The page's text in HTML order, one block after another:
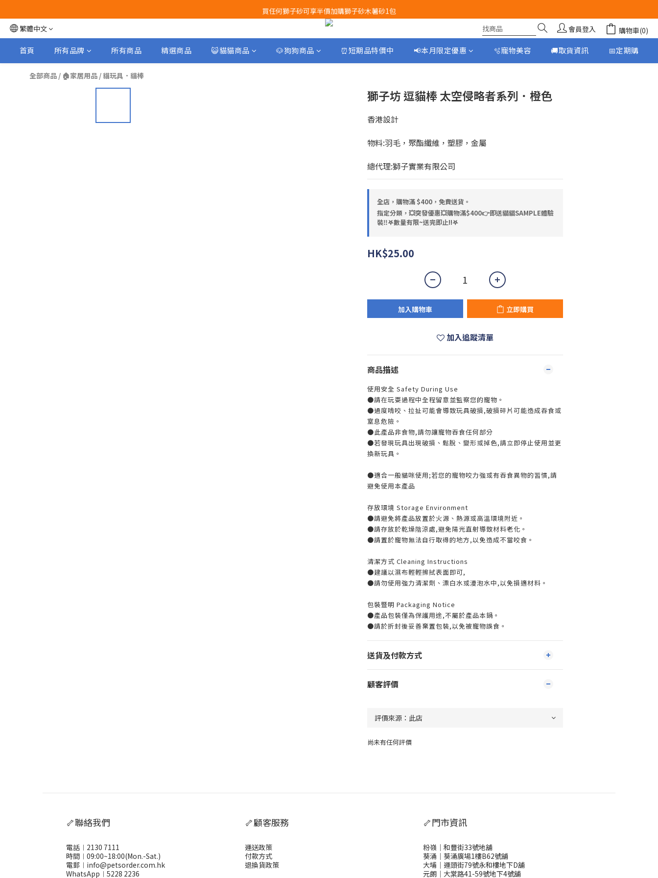
Airbuggy 全線現貨8折！立即點擊火速搶購
買任何獅子砂可享半價加購獅子砂木薯砂1包
Airbuggy 全線現貨8折！立即點擊火速搶購
繁體中文 會員登入 購物車(0)
首頁 所有品牌 所有商品 精選商品 😺貓貓商品 🐶狗狗商品 ⏰短期品特價中 📢本月限定優惠 🫧寵物美容 🚚取貨資訊 📅定期購
全部商品 / 🏠家居用品 /貓玩具．貓棒
獅子坊 逗貓棒 太空侵略者系列．橙色
香港設計
物料:羽毛，聚酯纖維，塑膠，金屬
總代理:獅子實業有限公司
全店，購物滿 $400，免費送貨。
指定分類，💥突發優惠💥購物滿$400👉即送貓貓SAMPLE體驗
裝‼️𖤐數量有限~送完即止!!𖤐
HK$25.00
加入購物車 立即購買
加入追蹤清單
商品描述
使用安全 Safety During Use
●請在玩耍過程中全程留意並監察您的寵物。
●過度啃咬、拉扯可能會導致玩具破損,破損碎片可能造成吞食或
窒息危險。
●此產品非食物,請勿讓寵物吞食任何部分
●若發現玩具出現破損、鬆脫、變形或掉色,請立即停止使用並更
換新玩具。
●適合一般貓咪使用;若您的寵物咬力強或有吞食異物的習慣,請
避免使用本產品
存放環境 Storage Environment
●請避免將產品放置於火源、熱源或高溫環境附近。
●請存放於乾燥陰涼處,避免陽光直射導致材料老化。
●請置於寵物無法自行取得的地方,以免造成不當咬食。
清潔方式 Cleaning Instructions
●建議以濕布輕輕擦拭表面即可,
●請勿使用強力清潔劑、漂白水或漫泡水中,以免損適材料。
包裝暨明 Packaging Notice
●產品包裝僅為保護用途,不屬於產品本鍋。
●請於折封後妥善棄置包裝,以免被寵物誤食。
送貨及付款方式
顧客評價
尚未有任何評價
🦴聯絡我們
電話︱2130 7111
時間︱09:00~18:00(Mon.-Sat.)
電郵︱info@petsorder.com.hk
WhatsApp︱ 5228 2236
🦴顧客服務
運送政策
付款方式
退換貨政策
🦴門市資訊
粉嶺｜和豐街33號地舖
葵涌｜葵涌廣場1樓B62號舖
大埔｜運頭街79號永和樓地下D舖
元朗｜大棠路41-59號地下4號舖